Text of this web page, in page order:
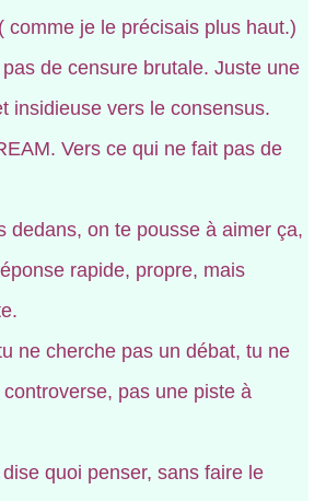
comme je le précisais plus haut.)
de censure brutale. Juste une
insidieuse vers le consensus.
Vers ce qui ne fait pas de
dedans, on te pousse à aimer ça,
rapide, propre, mais
ne cherche pas un débat, tu ne
pas une piste à
dise quoi penser, sans faire le